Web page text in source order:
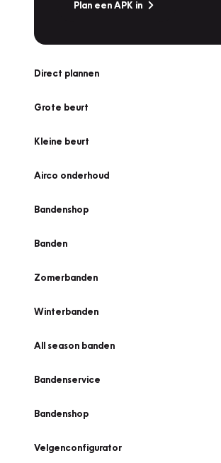
Plan een APK in
Direct plannen
Grote beurt
Kleine beurt
Airco onderhoud
Bandenshop
Banden
Zomerbanden
Winterbanden
All season banden
Bandenservice
Bandenshop
Velgenconfigurator